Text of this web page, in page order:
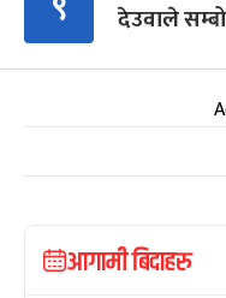
देउवाले
आगामी बिदाहरु